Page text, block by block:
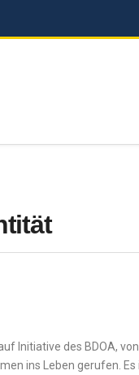
Initiative des BDOA,
ins Leben gerufen.